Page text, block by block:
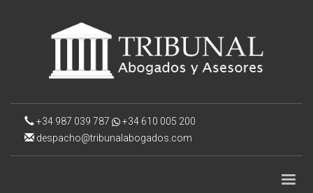
+34 987 039 787
+34 610 005 200
despacho@tribunalabogados.com